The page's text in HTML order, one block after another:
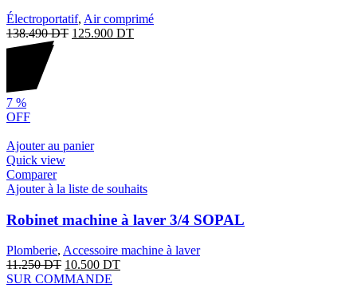
Électroportatif, Air comprimé
138.490DT 125.900 DT
7 %
OFF
Ajouter au panier
Quick view
Comparer
Ajouter à la liste de souhaits
Robinet machine à laver 3/4 SOPAL
Plomberie, Accessoire machine à laver
11.250DT 10.500 DT
SUR COMMANDE